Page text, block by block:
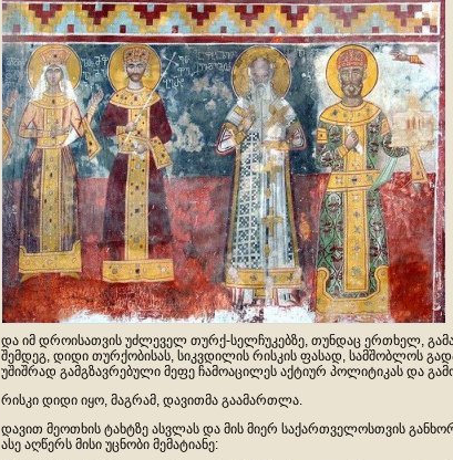
და იმ დროისათვის უძლეველ თურქ-სელჩუკებზე, თუნდაც ერთხელ,
შემდეგ, დიდი თურქობისას, სიკვდილის რისკის ფასად, სამშობლოს
უშიშრად გამგზავრებული მეფე ჩამოაცილეს აქტიურ პოლიტიკას და
რისკი დიდი იყო, მაგრამ, დავითმა გაამართლა.
დავით მეოთხის ტახტზე ასვლას და მის მიერ საქართველოსთვის
ასე აღწერს მისი უცნობი მემატიანე: